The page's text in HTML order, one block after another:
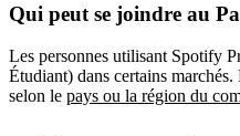
Qui peut se joindre au
Les personnes utilisant Spotify
Étudiant) dans certains
selon le pays ou la région du